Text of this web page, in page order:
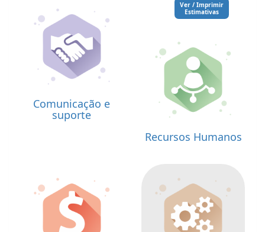
Ver / Imprimir
Estimativas
Comunicação e
suporte
Recursos Humanos